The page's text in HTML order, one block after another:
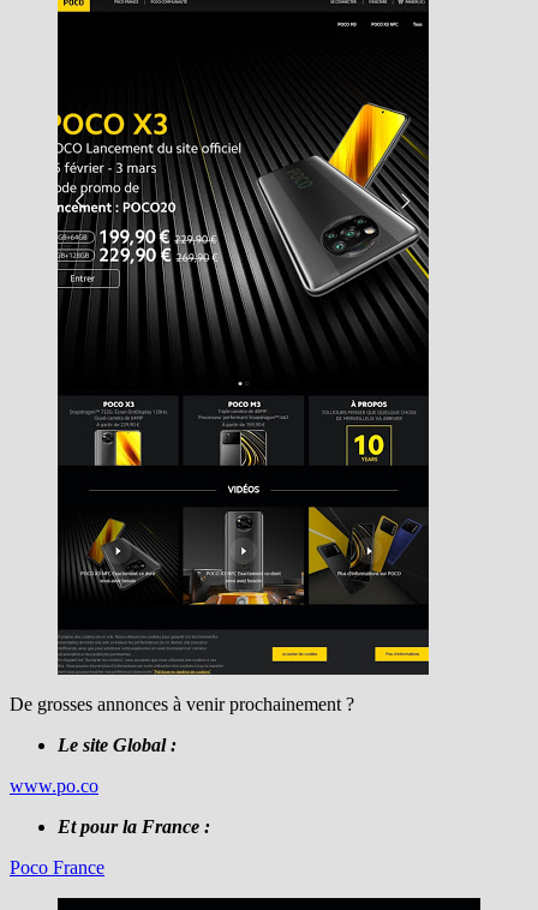
De grosses annonces à venir prochainement ?
Le site Global :
www.po.co
Et pour la France :
Poco France